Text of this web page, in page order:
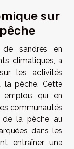
sur
sandres en
climatiques, a
les activités
la pêche. Cette
emplois qui en
communautés
de la pêche au
dans les
entraîner une